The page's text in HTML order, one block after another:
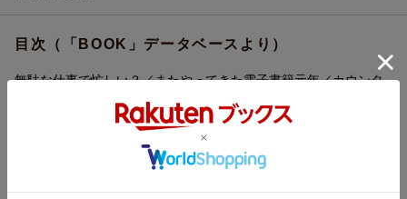
目次（「BOOK」データベースより）
無駄な仕事で忙しい？／またやってきた電子書籍元年／カウンタ
ーは図書館員のひのき舞台／トラブルを恐れる気持ちが、サービ
スを萎縮させる／体験としての、『市民の図書館』以前の図書館
／「貸出猶予のお願い」と図書館の自己規制、および根本彰氏の
主張への反論ー作家、図書館、利用者の、だれのためにもならな